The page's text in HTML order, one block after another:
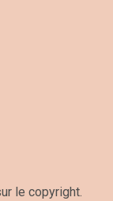
le copyright.